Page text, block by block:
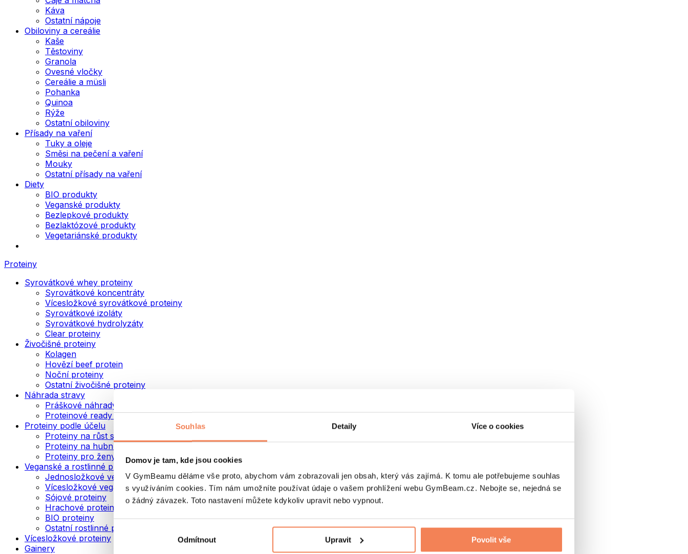
Souhlas Detaily Více o cookies
Domov je tam, kde jsou cookies
V GymBeamu děláme vše proto, abychom vám zobrazovali jen obsah, který vás zajímá. K tomu ale potřebujeme souhlas
s využíváním cookies. Tím nám umožníte používat údaje o vašem prohlížení webu GymBeam.cz. Nebojte se, nejedná se
o žádný závazek. Toto nastavení můžete kdykoliv upravit nebo vypnout.
Odmítnout Upravit Povolit vše
Káva
Ostatní nápoje
Obiloviny a cereálie
Kaše
Těstoviny
Granola
Ovesné vločky
Cereálie a müsli
Pohanka
Quinoa
Rýže
Ostatní obiloviny
Přísady na vaření
Tuky a oleje
Směsi na pečení a vaření
Mouky
Ostatní přísady na vaření
Diety
BIO produkty
Veganské produkty
Bezlepkové produkty
Bezlaktózové produkty
Vegetariánské produkty
Proteiny
Syrovátkové whey proteiny
Syrovátkové koncentráty
Vícesložkové syrovátkové proteiny
Syrovátkové izoláty
Syrovátkové hydrolyzáty
Clear proteiny
Živočišné proteiny
Kolagen
Hovězí beef protein
Noční proteiny
Ostatní živočišné proteiny
Náhrada stravy
Práškové náhrady stravy
Proteinové ready to drink nápoje
Proteiny podle účelu
Proteiny na růst svalů
Proteiny na hubnutí
Proteiny pro ženy
Veganské a rostlinné proteiny
Jednosložkové veganské proteiny
Vícesložkové veganské proteiny
Sójové proteiny
Hrachové proteiny
BIO proteiny
Ostatní rostlinné proteiny
Vícesložkové proteiny
Gainery